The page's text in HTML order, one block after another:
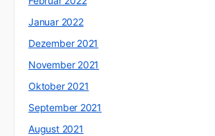
Januar 2022
Dezember 2021
November 2021
Oktober 2021
September 2021
August 2021